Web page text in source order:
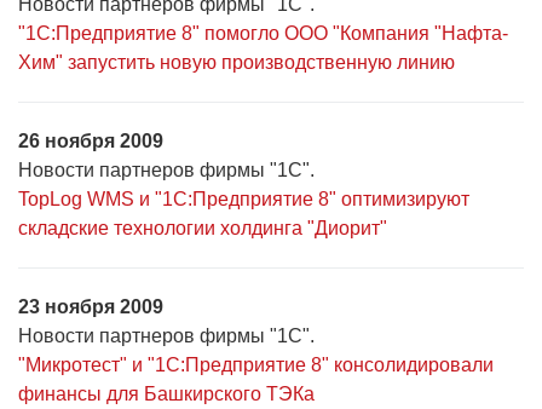
"1С:Предприятие 8" помогло ООО "Компания "Нафта-
Хим" запустить новую производственную линию
26 ноября 2009
Новости партнеров фирмы "1С".
TopLog WMS и "1С:Предприятие 8" оптимизируют
складские технологии холдинга "Диорит"
23 ноября 2009
Новости партнеров фирмы "1С".
"Микротест" и "1С:Предприятие 8" консолидировали
финансы для Башкирского ТЭКа